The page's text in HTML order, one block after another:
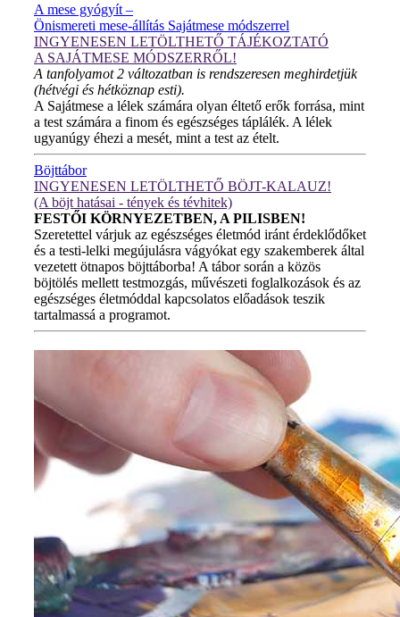
A mese gyógyít –
Önismereti mese-állítás Sajátmese módszerrel
INGYENESEN LETÖLTHETŐ TÁJÉKOZTATÓ
A SAJÁTMESE MÓDSZERRŐL!
A tanfolyamot 2 változatban is rendszeresen meghirdetjük
(hétvégi és hétköznap esti).
A Sajátmese a lélek számára olyan éltető erők forrása, mint
a test számára a finom és egészséges táplálék. A lélek
ugyanúgy éhezi a mesét, mint a test az ételt.
Böjttábor
INGYENESEN LETÖLTHETŐ BÖJT-KALAUZ!
(A böjt hatásai - tények és tévhitek)
FESTŐI KÖRNYEZETBEN, A PILISBEN!
Szeretettel várjuk az egészséges életmód iránt érdeklődőket
és a testi-lelki megújulásra vágyókat egy szakemberek által
vezetett ötnapos böjttáborba! A tábor során a közös
böjtölés mellett testmozgás, művészeti foglalkozások és az
egészséges életmóddal kapcsolatos előadások teszik
tartalmassá a programot.